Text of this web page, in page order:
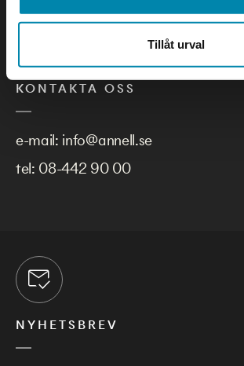
Tillåt urval
KONTAKTA OSS
e-mail: info@annell.se
tel: 08-442 90 00
NYHETSBREV